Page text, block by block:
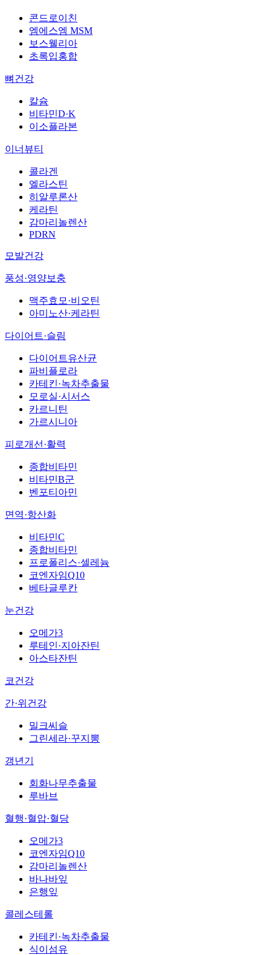
콘드로이친
엠에스엠 MSM
보스웰리아
초록입홍합
뼈건강
칼슘
비타민D·K
이소플라본
이너뷰티
콜라겐
엘라스틴
히알루론산
케라틴
감마리놀렌산
PDRN
모발건강
풍성·영양보충
맥주효모·비오틴
아미노산·케라틴
다이어트·슬림
다이어트유산균
파비플로라
카테킨·녹차추출물
모로실·시서스
카르니틴
가르시니아
피로개선·활력
종합비타민
비타민B군
벤포티아민
면역·항산화
비타민C
종합비타민
프로폴리스·셀레늄
코엔자임Q10
베타글루칸
눈건강
오메가3
루테인·지아잔틴
아스타잔틴
코건강
간·위건강
밀크씨슬
그린세라·꾸지뽕
갱년기
회화나무추출물
루바브
혈행·혈압·혈당
오메가3
코엔자임Q10
감마리놀렌산
바나바잎
은행잎
콜레스테롤
카테킨·녹차추출물
식이섬유